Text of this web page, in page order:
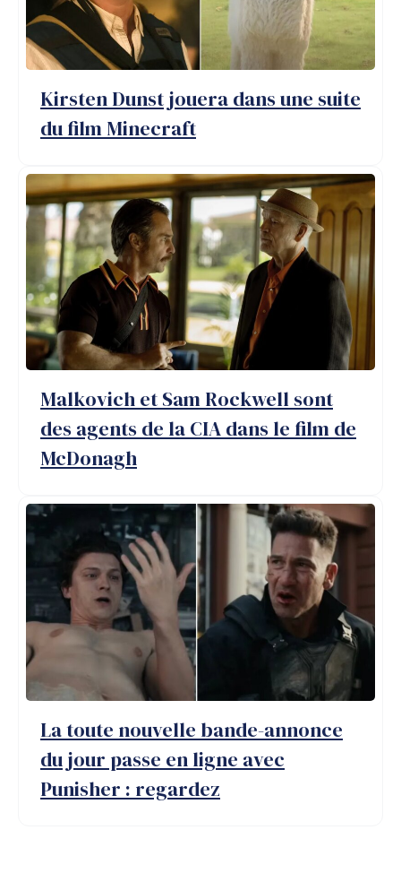
Kirsten Dunst jouera dans une suite
du film Minecraft
Malkovich et Sam Rockwell sont
des agents de la CIA dans le film de
McDonagh
La toute nouvelle bande-annonce
du jour passe en ligne avec
Punisher : regardez